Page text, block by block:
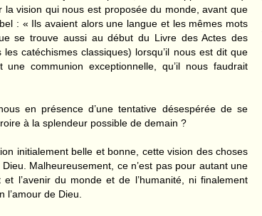
vision qui nous est proposée du monde, avant que
: « Ils avaient alors une langue et les mêmes mots
se trouve aussi au début du Livre des Actes des
catéchismes classiques) lorsqu’il nous est dit que
communion exceptionnelle, qu’il nous faudrait
en présence d’une tentative désespérée de se
à la splendeur possible de demain ?
initialement belle et bonne, cette vision des choses
Malheureusement, ce n’est pas pour autant une
l’avenir du monde et de l’humanité, ni finalement
l’amour de Dieu.